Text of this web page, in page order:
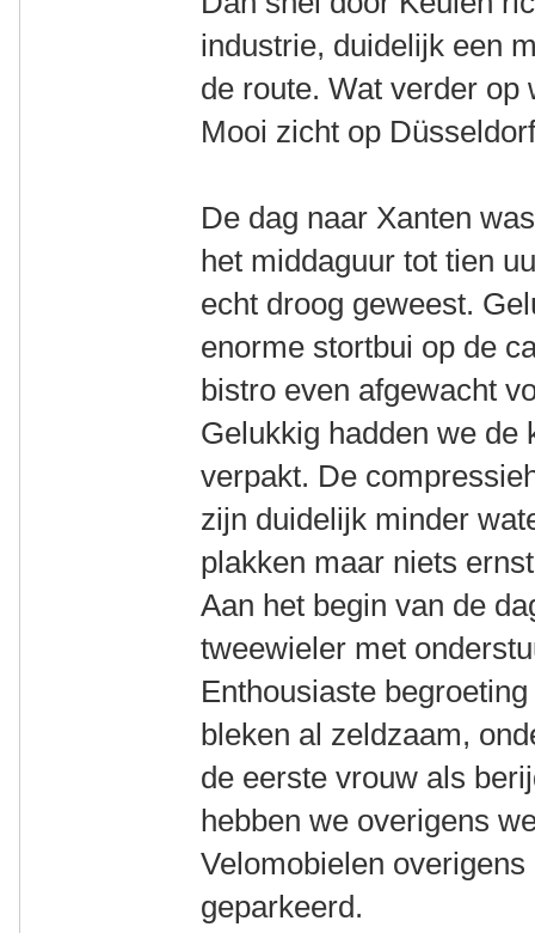
industrie, duidelijk een
de route. Wat verder op
Mooi zicht op
De dag naar Xanten
het middaguur tot tien
echt droog geweest.
enorme stortbui op de
bistro even afgewacht
Gelukkig hadden we de
verpakt. De
zijn duidelijk minder
plakken maar niets
Aan het begin van de
tweewieler met
Enthousiaste
bleken al zeldzaam,
de eerste vrouw als
hebben we overigens
Velomobielen
geparkeerd.